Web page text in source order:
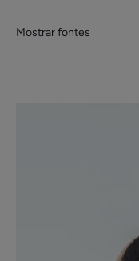
Mostrar fontes